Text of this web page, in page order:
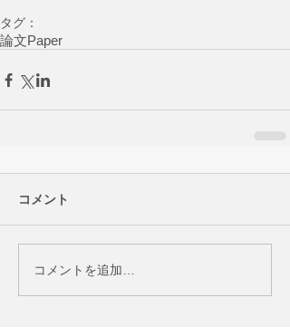
タグ：
論文Paper
コメント
コメントを追加…